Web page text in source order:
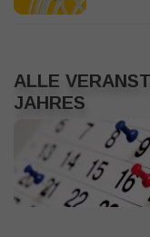
ALLE
JAHRES